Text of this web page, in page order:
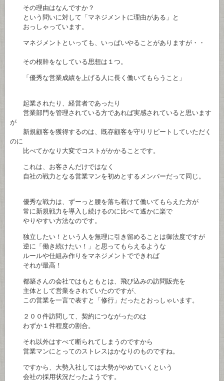
その理由はなんですか？
という問いに対して「マネジメントに理由がある」と
おっしゃっています。
マネジメントといっても、いっぱいやることがありますが・・
その根幹をなしている思想は１つ。
「優秀な営業成績を上げる人に長く働いてもらうこと」
起業されたり、経営者であったり
営業部門を管理されている方であれば実感されていると思います
が
新規顧客を獲得するのは、既存顧客を守りリピートしていただく
のに
比べてかなり大変でコストがかかることです。
これは、お客さんだけではなく
自社の戦力となる営業マンを初めとするメンバーだって同じ。
優秀な戦力は、ずーっと腰を落ち着けて働いてもらえた方が
常に新規戦力を導入し続けるのに比べて遙かに楽で
やりやすい方法なのです。
独立したい！という人を無理に引き留めることは御法度ですが
逆に「働き続けたい！」と思ってもらえるような
ルールや仕組み作りをマネジメントでできれば
それが最高！
都築さんの会社ではもともとは、飛び込みの訪問販売を
主体として営業をされていたのですが、
この営業を一言で表すと「修行」だったとおっしゃいます。
２００件訪問して、契約につながったのは
わずか１件程度の割合。
それ以外はすべて断られてしまうのですから
営業マンにとってのストレスはかなりのものですね。
ですから、大勢入社しては大勢がやめていくという
会社の採用状況だったようです。